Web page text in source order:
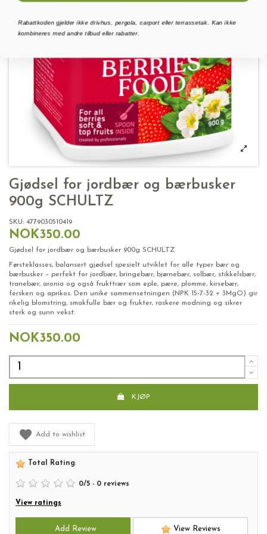
Gjødsel for jordbær og bærbusker
900g SCHULTZ
SKU: 4779030510419
NOK350.00
Gjødsel for jordbær og bærbusker 900g SCHULTZ
Førsteklasses, balansert gjødsel spesielt utviklet for alle typer bær og
bærbusker – perfekt for jordbær, bringebær, bjørnebær, solbær, stikkelsbær,
tranebær, aronia og også frukttrær som eple, pære, plomme, kirsebær,
fersken og aprikos. Den unike sammensetningen (NPK 15-7-32 + 3MgO) gir
rikelig blomstring, smakfulle bær og frukter, raskere modning og sikrer
sterk og sunn vekst.
NOK350.00
KJØP
Add to wishlist
Total Rating:
0/5 - 0 reviews
View ratings
Add Review View Reviews
Rabattkoden gjelder ikke drivhus, pergola, carport eller terrassetak. Kan ikke
kombineres med andre tilbud eller rabatter.